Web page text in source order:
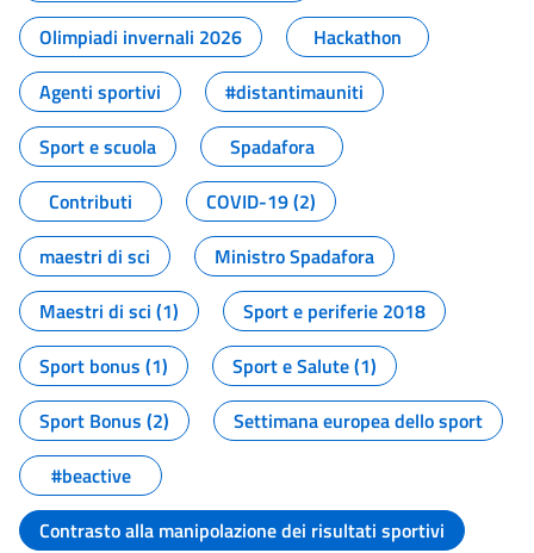
Olimpiadi invernali 2026
Hackathon
Agenti sportivi
#distantimauniti
Sport e scuola
Spadafora
Contributi
COVID-19 (2)
maestri di sci
Ministro Spadafora
Maestri di sci (1)
Sport e periferie 2018
Sport bonus (1)
Sport e Salute (1)
Sport Bonus (2)
Settimana europea dello sport
#beactive
Contrasto alla manipolazione dei risultati sportivi